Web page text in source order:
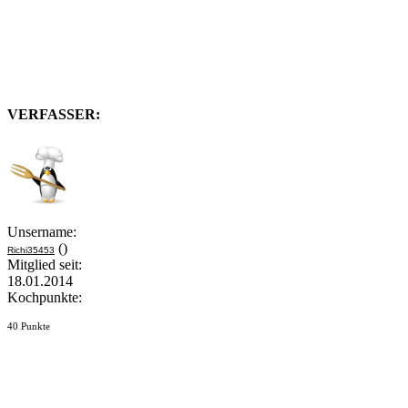
VERFASSER:
Unsername:
Richi35453 ()
Mitglied seit:
18.01.2014
Kochpunkte:
40 Punkte